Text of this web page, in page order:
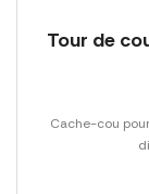
Tour de
Cache-cou